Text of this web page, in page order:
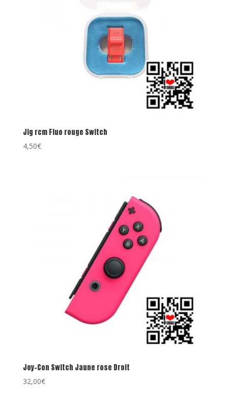
Jig rcm Fluo rouge Switch
4,50€
Joy-Con Switch Jaune rose Droit
32,00€